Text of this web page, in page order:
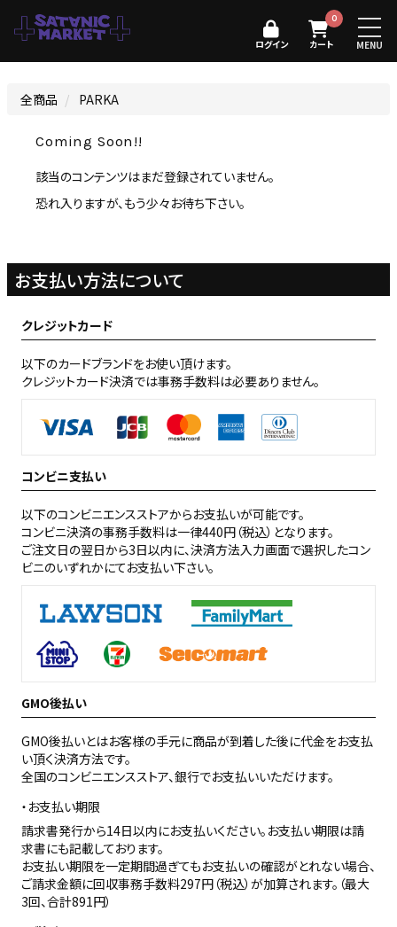
MENU
ログイン
0
カート
全商品 PARKA
Coming Soon!!
該当のコンテンツはまだ登録されていません。
恐れ入りますが、もう少々お待ち下さい。
お支払い方法について
クレジットカード
以下のカードブランドをお使い頂けます。
クレジットカード決済では事務手数料は必要ありません。
コンビニ支払い
以下のコンビニエンスストアからお支払いが可能です。
コンビニ決済の事務手数料は一律440円（税込）となります。
ご注文日の翌日から3日以内に、決済方法入力画面で選択したコン
ビニのいずれかにてお支払い下さい。
GMO後払い
GMO後払いとはお客様の手元に商品が到着した後に代金をお支払
い頂く決済方法です。
全国のコンビニエンスストア、銀行でお支払いいただけます。
お支払い期限
請求書発行から14日以内にお支払いください。お支払い期限は請
求書にも記載しております。
お支払い期限を一定期間過ぎてもお支払いの確認がとれない場合、
ご請求金額に回収事務手数料297円（税込）が加算されます。（最大
3回、合計891円）